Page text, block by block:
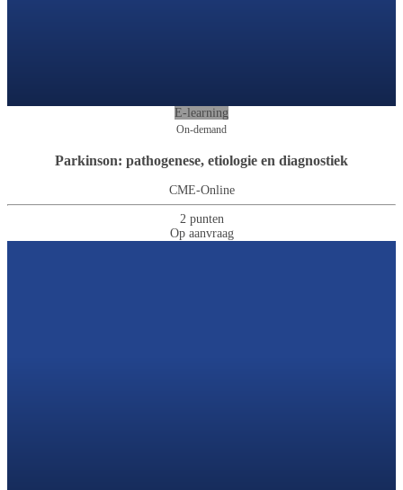
E-learning
On-demand
Parkinson: pathogenese, etiologie en diagnostiek
CME-Online
2 punten
Op aanvraag